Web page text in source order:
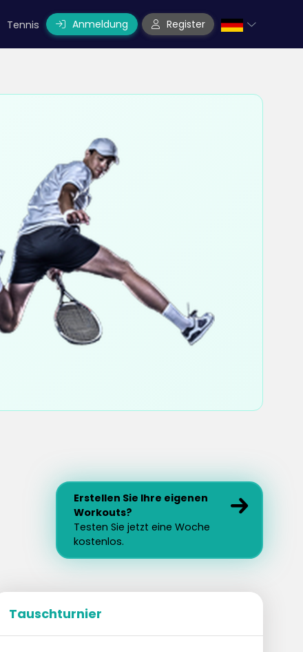
Tennis Anmeldung Register
Erstellen Sie Ihre eigenen
Workouts?
Testen Sie jetzt eine Woche
kostenlos.
Tauschturnier